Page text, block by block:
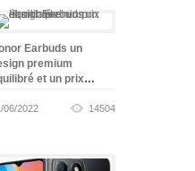
Earbuds un
premium
et un prix
06/2022 14504